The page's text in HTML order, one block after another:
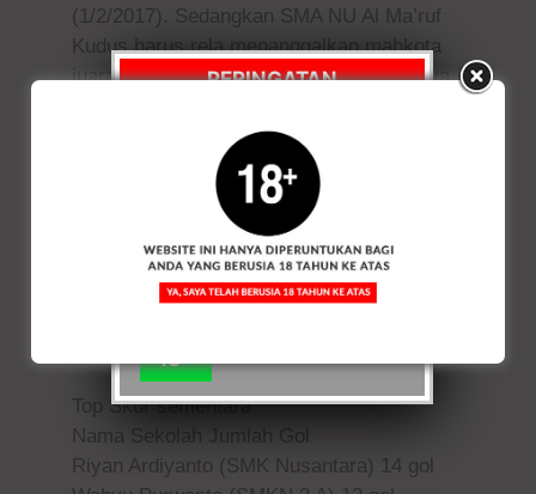
(1/2/2017). Sedangkan SMA NU Al Ma’ruf
Kudus harus rela menanggalkan mahkota
juara, dan menemani SMK Wisudha Karya
Kedua tim akan memperebutkan uang
pembinaan dengan total Rp 5 juta. Selain
juara, runner up, dan peringkat tiga
bersama, uang pembinaan tersebut juga
diberikan kepada top skor dan tim
terproduktif. Sejauh ini top skor sementara
Top Skor sementara
Nama Sekolah Jumlah Gol
Riyan Ardiyanto (SMK Nusantara) 14 gol
PERINGATAN
DIPERUNTUKAN UNTUK
ANDA YANG BERUSIA 18
TAHUN KEATAS
Ya,
18+
Tidak